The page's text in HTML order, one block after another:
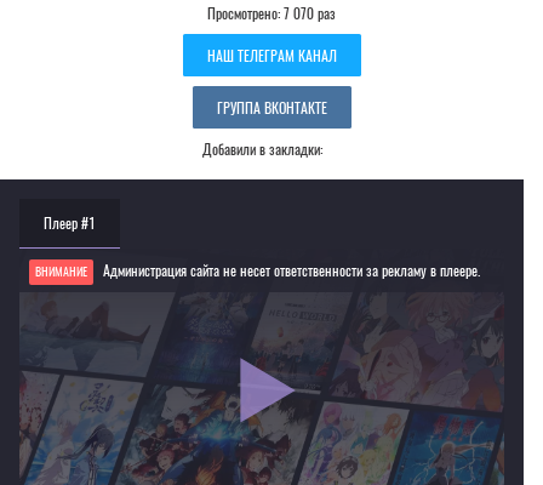
Просмотрено: 7 070 раз
НАШ ТЕЛЕГРАМ КАНАЛ
ГРУППА ВКОНТАКТЕ
Добавили в закладки:
Плеер #1
ВНИМАНИЕ Администрация сайта не несет ответственности за рекламу в плеере.
Если видео не работает, обновите страницу или выберите другой плеер!
Для просмотра некоторых аниме необходимо установить VPN
Текущее воспроизведение：Меч чужака [2007]